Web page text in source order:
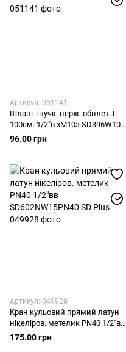
Артикул: 051141
Шланг гнучк. нерж. обплет. L-
100cм. 1/2"в хМ10з SD396W100
SD Plus
96.00 грн
Артикул: 049928
Кран кульовий прямий латун
нікеліров. метелик PN40 1/2"вв
SD602NW15PN40 SD Plus
175.00 грн